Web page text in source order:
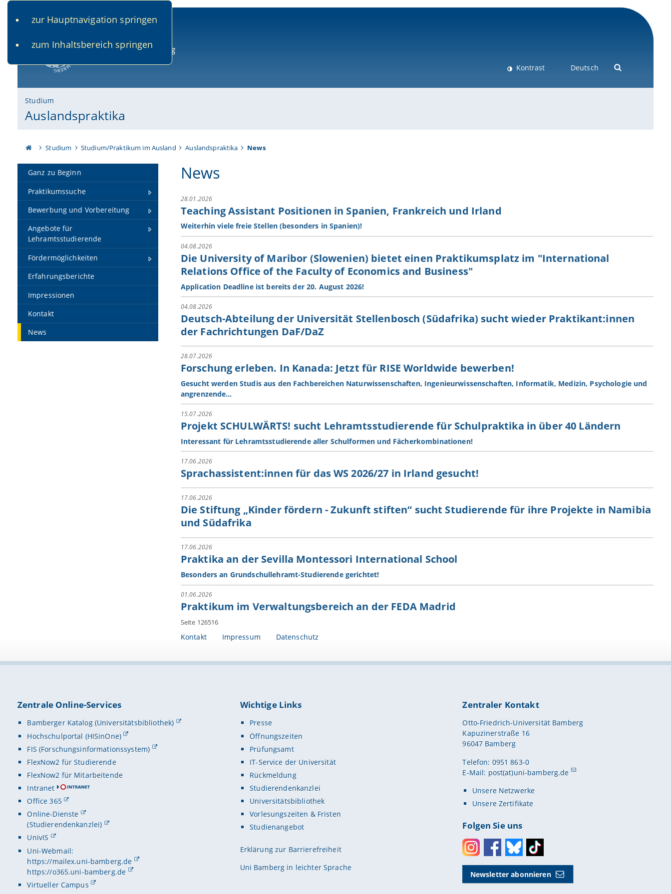
zur Hauptnavigation springen
zum Inhaltsbereich springen
Kontrast Deutsch
Studium
Auslandspraktika
Studium Studium/Praktikum im Ausland Auslandspraktika News
Ganz zu Beginn
Praktikumssuche
Bewerbung und Vorbereitung
Angebote für
Lehramtsstudierende
Fördermöglichkeiten
Erfahrungsberichte
Impressionen
Kontakt
News
News
28.01.2026
Teaching Assistant Positionen in Spanien, Frankreich und Irland
Weiterhin viele freie Stellen (besonders in Spanien)!
04.08.2026
Die University of Maribor (Slowenien) bietet einen Praktikumsplatz im "International
Relations Office of the Faculty of Economics and Business"
Application Deadline ist bereits der 20. August 2026!
04.08.2026
Deutsch-Abteilung der Universität Stellenbosch (Südafrika) sucht wieder Praktikant:innen
der Fachrichtungen DaF/DaZ
28.07.2026
Forschung erleben. In Kanada: Jetzt für RISE Worldwide bewerben!
Gesucht werden Studis aus den Fachbereichen Naturwissenschaften, Ingenieurwissenschaften, Informatik, Medizin, Psychologie und
angrenzende…
15.07.2026
Projekt SCHULWÄRTS! sucht Lehramtsstudierende für Schulpraktika in über 40 Ländern
Interessant für Lehramtsstudierende aller Schulformen und Fächerkombinationen!
17.06.2026
Sprachassistent:innen für das WS 2026/27 in Irland gesucht!
17.06.2026
Die Stiftung „Kinder fördern - Zukunft stiften“ sucht Studierende für ihre Projekte in Namibia
und Südafrika
17.06.2026
Praktika an der Sevilla Montessori International School
Besonders an Grundschullehramt-Studierende gerichtet!
01.06.2026
Praktikum im Verwaltungsbereich an der FEDA Madrid
Seite 126516
Kontakt Impressum Datenschutz
Zentrale Online-Services
Bamberger Katalog (Universitätsbibliothek)
Hochschulportal (HISinOne)
FIS (Forschungsinformationssystem)
FlexNow2 für Studierende
FlexNow2 für Mitarbeitende
Intranet
Office 365
Online-Dienste
(Studierendenkanzlei)
UnivIS
Uni-Webmail:
https://mailex.uni-bamberg.de
https://o365.uni-bamberg.de
Virtueller Campus
Wichtige Links
Presse
Öffnungszeiten
Prüfungsamt
IT-Service der Universität
Rückmeldung
Studierendenkanzlei
Universitätsbibliothek
Vorlesungszeiten & Fristen
Studienangebot
Erklärung zur Barrierefreiheit
Uni Bamberg in leichter Sprache
Zentraler Kontakt
Otto-Friedrich-Universität Bamberg
Kapuzinerstraße 16
96047 Bamberg
Telefon: 0951 863-0
E-Mail: post(at)uni-bamberg.de
Unsere Netzwerke
Unsere Zertifikate
Folgen Sie uns
InstagramFacebookBlueskyToktok
Newsletter abonnieren